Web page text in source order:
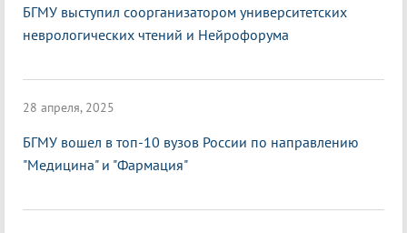
БГМУ выступил соорганизатором университетских
неврологических чтений и Нейрофорума
28 апреля, 2025
БГМУ вошел в топ-10 вузов России по направлению
"Медицина" и "Фармация"